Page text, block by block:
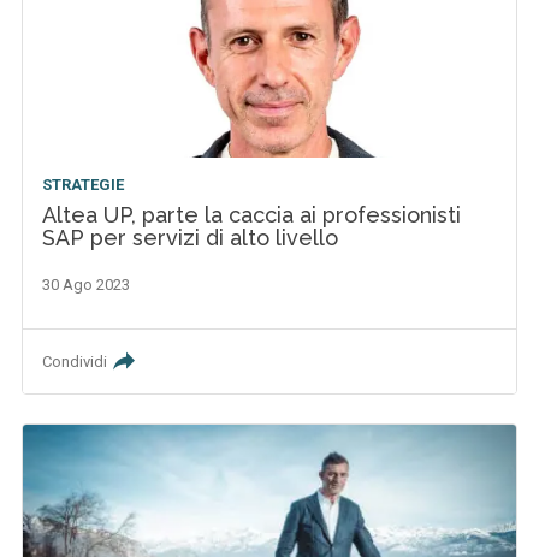
STRATEGIE
Altea UP, parte la caccia ai professionisti
SAP per servizi di alto livello
30 Ago 2023
Condividi